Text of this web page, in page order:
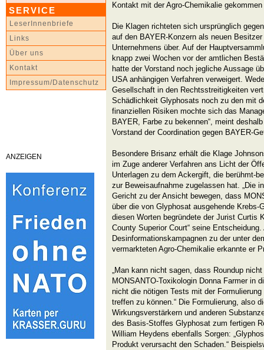
SERVICE
LeserInnenbriefe
Links
Über uns
Kontakt
Impressum/Datenschutz
ANZEIGEN
Kontakt mit der Agro-Chemikalie
Die Klagen richteten sich ursprünglich
auf den BAYER-Konzern als neuen
Unternehmens über. Auf der
knapp zwei Wochen vor der amtlichen
hatte der Vorstand noch jegliche Aussage
USA anhängigen Verfahren verweigert.
Gesellschaft in den Rechtsstreitigkeiten
Schädlichkeit Glyphosats noch zu den mit
finanziellen Risiken mochte sich das
BAYER, Farbe zu bekennen“, meint
Vorstand der Coordination gegen BAYER-
Besondere Brisanz erhält die Klage
im Zuge anderer Verfahren ans Licht der
Unterlagen zu dem Ackergift, die berühmt-
zur Beweisaufnahme zugelassen hat. „Die
Gericht zu der Ansicht bewegen, dass
über die von Glyphosat ausgehende Krebs-
diesen Worten begründete der Jurist Curtis
County Superior Court“ seine
Desinformationskampagnen zu der unter
vermarkteten Agro-Chemikalie erkannte er
„Man kann nicht sagen, dass Roundup
MONSANTO-Toxikologin Donna Farmer in
nicht die nötigen Tests mit der
treffen zu können.“ Die Formulierung, also
Wirkungsverstärkern und anderen
des Basis-Stoffes Glyphosat zum fertigen
William Heydens ebenfalls Sorgen:
Produkt verursacht den Schaden.“